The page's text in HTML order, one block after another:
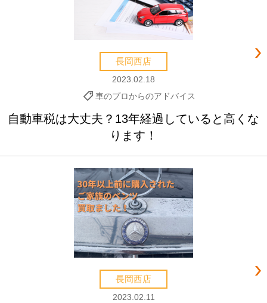
長岡西店
2023.02.18
車のプロからのアドバイス
自動車税は大丈夫？13年経過していると高くな
ります！
長岡西店
2023.02.11